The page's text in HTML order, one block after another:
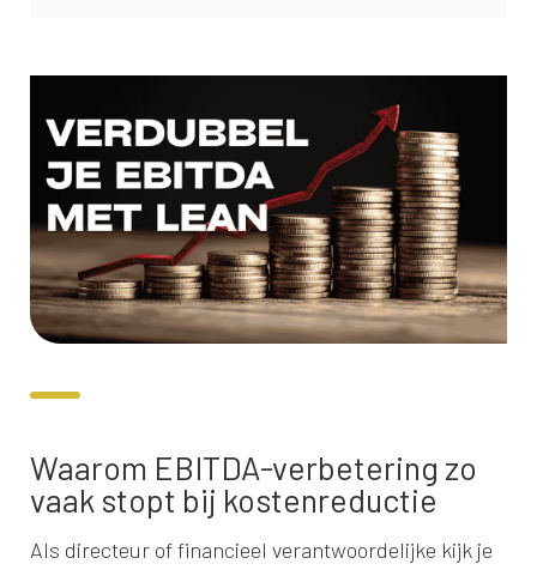
Waarom EBITDA-verbetering zo
vaak stopt bij kostenreductie
Als directeur of financieel verantwoordelijke kijk je